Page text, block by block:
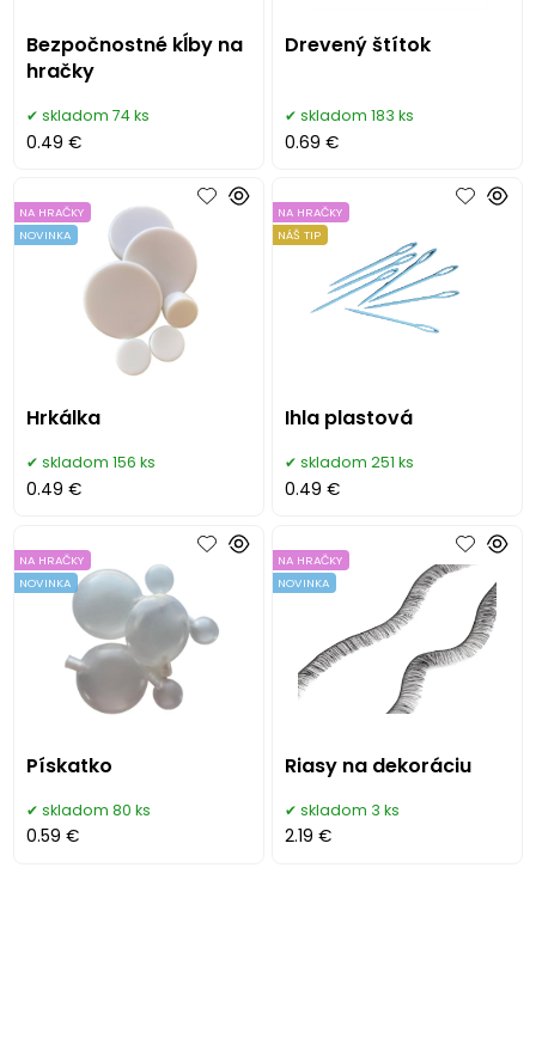
Bezpočnostné kĺby na
hračky
skladom 74 ks
0.49 €
Drevený štítok
skladom 183 ks
0.69 €
Hrkálka
NA HRAČKY
NOVINKA
skladom 156 ks
0.49 €
Ihla plastová
NA HRAČKY
NÁŠ TIP
skladom 251 ks
0.49 €
Pískatko
NA HRAČKY
NOVINKA
skladom 80 ks
0.59 €
Riasy na dekoráciu
NA HRAČKY
NOVINKA
skladom 3 ks
2.19 €